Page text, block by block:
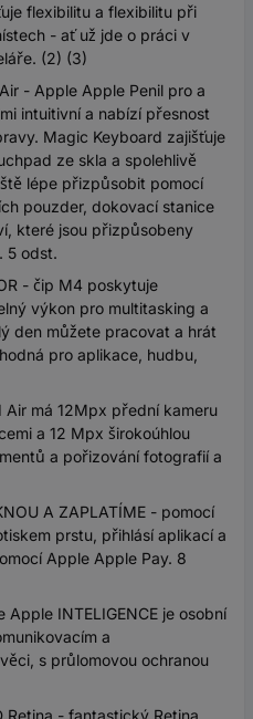
flexibilitu a flexibilitu při
- ať už jde o práci v
(2) (3)
- Apple Apple Penil pro a
intuitivní a nabízí přesnost
Magic Keyboard zajišťuje
ze skla a spolehlivě
lépe přizpůsobit pomocí
pouzder, dokovací stanice
které jsou přizpůsobeny
5 odst.
- čip M4 poskytuje
výkon pro multitasking a
den můžete pracovat a hrát
pro aplikace, hudbu,
Air má 12Mpx přední kameru
a 12 Mpx širokoúhlou
a pořizování fotografií a
A ZAPLATÍME - pomocí
prstu, přihlásí aplikací a
Apple Apple Pay. 8
Apple INTELIGENCE je osobní
a
s průlomovou ochranou